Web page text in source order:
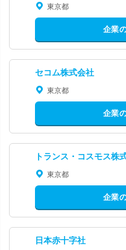
東京都
企業
セコム株式会社
東京都
企業
トランス・コスモス株
東京都
企業
日本赤十字社